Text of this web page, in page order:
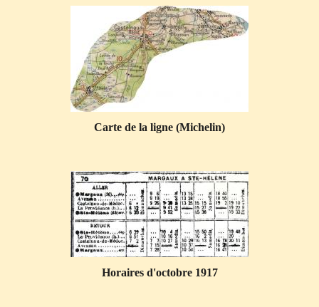
Carte de la ligne (Michelin)
Horaires d'octobre 1917